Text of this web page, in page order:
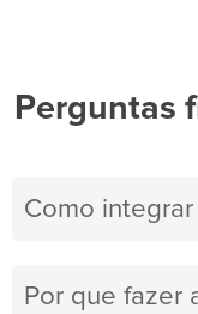
Perguntas
Como
Por que fazer